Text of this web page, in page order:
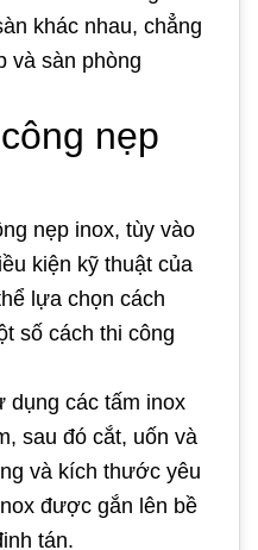
khác nhau, chẳng
và sàn phòng
nẹp
nẹp inox, tùy vào
kiện kỹ thuật của
lựa chọn cách
số cách thi công
dụng các tấm inox
sau đó cắt, uốn và
và kích thước yêu
được gắn lên bề
tán.